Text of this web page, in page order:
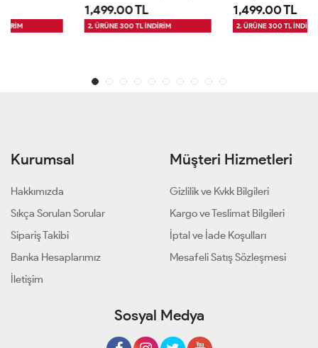
1,499.00 TL
2. ÜRÜNE 300 TL İNDİRİM
1,499.00 TL
2. ÜRÜNE 300 TL İNDİRİM
Kurumsal
Hakkımızda
Sıkça Sorulan Sorular
Sipariş Takibi
Banka Hesaplarımız
İletişim
Müşteri Hizmetleri
Gizlilik ve Kvkk Bilgileri
Kargo ve Teslimat Bilgileri
İptal ve İade Koşulları
Mesafeli Satış Sözleşmesi
Sosyal Medya